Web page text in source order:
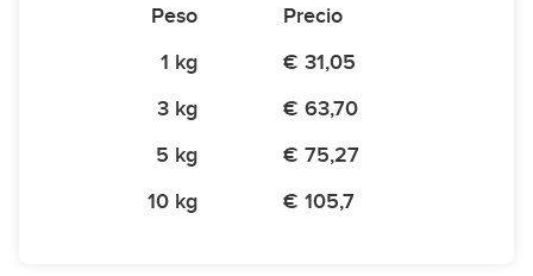
Peso
Precio
1 kg
€ 31,05
3 kg
€ 63,70
5 kg
€ 75,27
10 kg
€ 105,7